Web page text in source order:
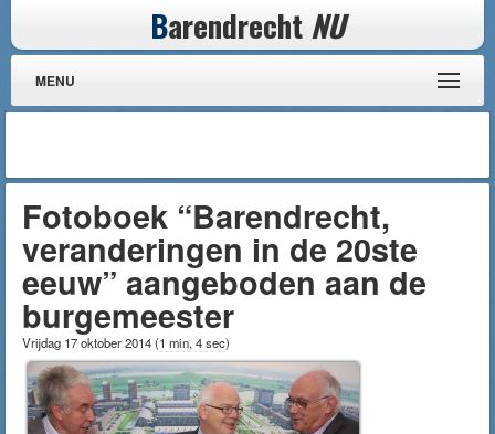
Barendrecht NU
MENU
Fotoboek “Barendrecht,
veranderingen in de 20ste
eeuw” aangeboden aan de
burgemeester
Vrijdag 17 oktober 2014(1 min, 4 sec)